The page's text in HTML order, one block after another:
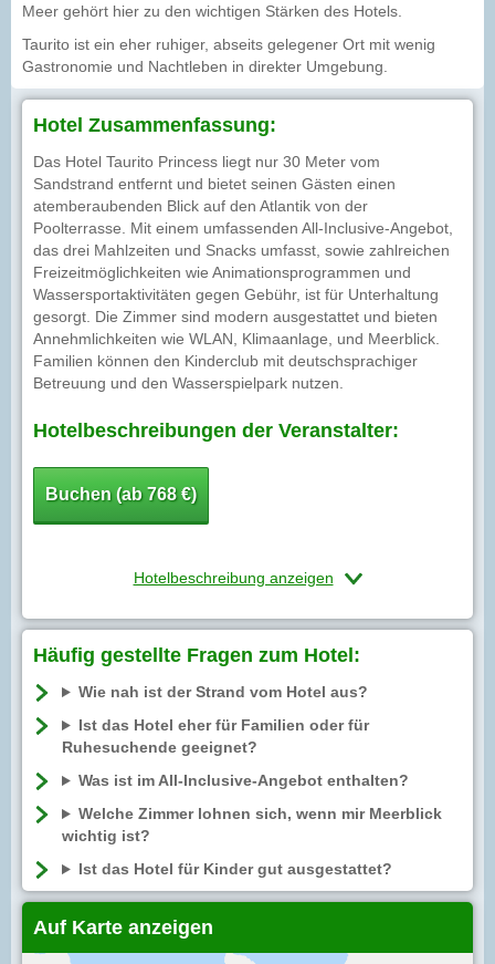
Meer gehört hier zu den wichtigen Stärken des Hotels.
Taurito ist ein eher ruhiger, abseits gelegener Ort mit wenig
Gastronomie und Nachtleben in direkter Umgebung.
Hotel Zusammenfassung:
Das Hotel Taurito Princess liegt nur 30 Meter vom
Sandstrand entfernt und bietet seinen Gästen einen
atemberaubenden Blick auf den Atlantik von der
Poolterrasse. Mit einem umfassenden All-Inclusive-Angebot,
das drei Mahlzeiten und Snacks umfasst, sowie zahlreichen
Freizeitmöglichkeiten wie Animationsprogrammen und
Wassersportaktivitäten gegen Gebühr, ist für Unterhaltung
gesorgt. Die Zimmer sind modern ausgestattet und bieten
Annehmlichkeiten wie WLAN, Klimaanlage, und Meerblick.
Familien können den Kinderclub mit deutschsprachiger
Betreuung und den Wasserspielpark nutzen.
Hotelbeschreibungen der Veranstalter:
Buchen (ab 768 €)
Hotelbeschreibung anzeigen
Häufig gestellte Fragen zum Hotel:
Wie nah ist der Strand vom Hotel aus?
Ist das Hotel eher für Familien oder für
Ruhesuchende geeignet?
Was ist im All-Inclusive-Angebot enthalten?
Welche Zimmer lohnen sich, wenn mir Meerblick
wichtig ist?
Ist das Hotel für Kinder gut ausgestattet?
Auf Karte anzeigen